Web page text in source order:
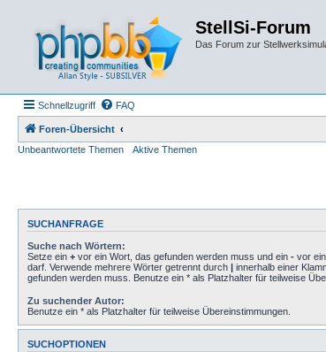
StellSi-Forum
Das Forum zur
Schnellzugriff FAQ
Foren-Übersicht
Unbeantwortete Themen
Aktive Themen
SUCHANFRAGE
Suche nach Wörtern:
Setze ein + vor ein Wort, das gefunden werden muss und ein - vor
darf. Verwende mehrere Wörter getrennt durch | innerhalb einer
gefunden werden muss. Benutze ein * als Platzhalter für teilweise
Zu suchender Autor:
Benutze ein * als Platzhalter für teilweise Übereinstimmungen.
SUCHOPTIONEN